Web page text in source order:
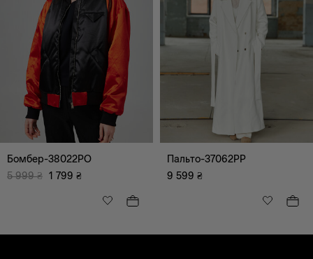
Бомбер-38022PO
5 999 ₴ 1 799 ₴
Пальто-37062PP
9 599 ₴